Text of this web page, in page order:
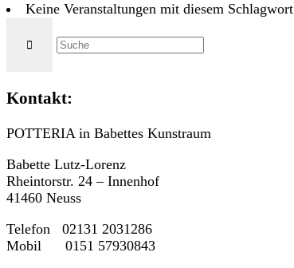
Keine Veranstaltungen mit diesem Schlagwort
Kontakt:
POTTERIA in Babettes Kunstraum
Babette Lutz-Lorenz
Rheintorstr. 24 – Innenhof
41460 Neuss
Telefon 02131 2031286
Mobil 0151 57930843